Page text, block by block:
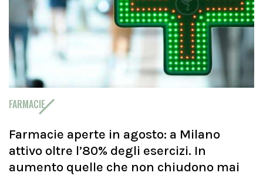
FARMACIE
Farmacie aperte in agosto: a Milano
attivo oltre l’80% degli esercizi. In
aumento quelle che non chiudono mai